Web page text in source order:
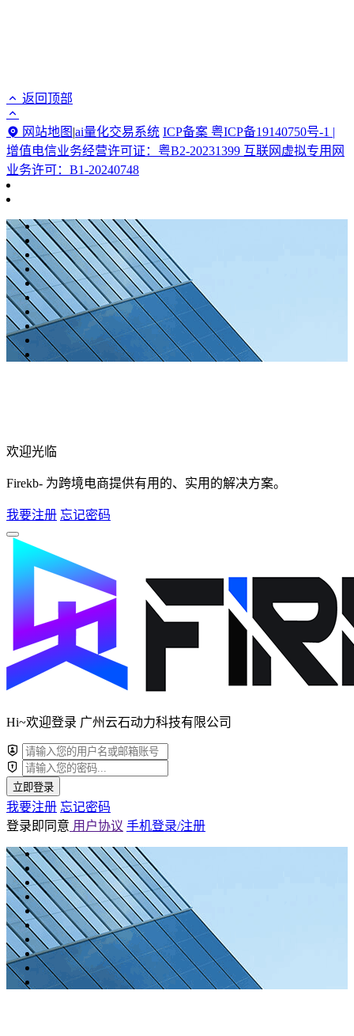
返回顶部
网站地图 |ai量化交易系统 ICP备案 粤ICP备19140750号-1 |
增值电信业务经营许可证：粤B2-20231399 互联网虚拟专用网
业务许可：B1-20240748
欢迎光临
Firekb- 为跨境电商提供有用的、实用的解决方案。
我要注册 忘记密码
Hi~欢迎登录 广州云石动力科技有限公司
立即登录
我要注册 忘记密码
登录即同意 用户协议 手机登录/注册